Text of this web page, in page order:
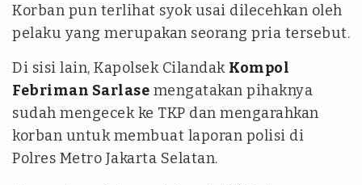
Korban pun terlihat syok usai dilecehkan oleh
pelaku yang merupakan seorang pria tersebut.
Di sisi lain, Kapolsek Cilandak Kompol
Febriman Sarlase mengatakan pihaknya
sudah mengecek ke TKP dan mengarahkan
korban untuk membuat laporan polisi di
Polres Metro Jakarta Selatan.